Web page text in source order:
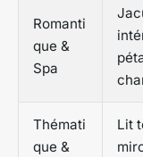
Romanti
que &
Spa
Thémati
que &
Lit